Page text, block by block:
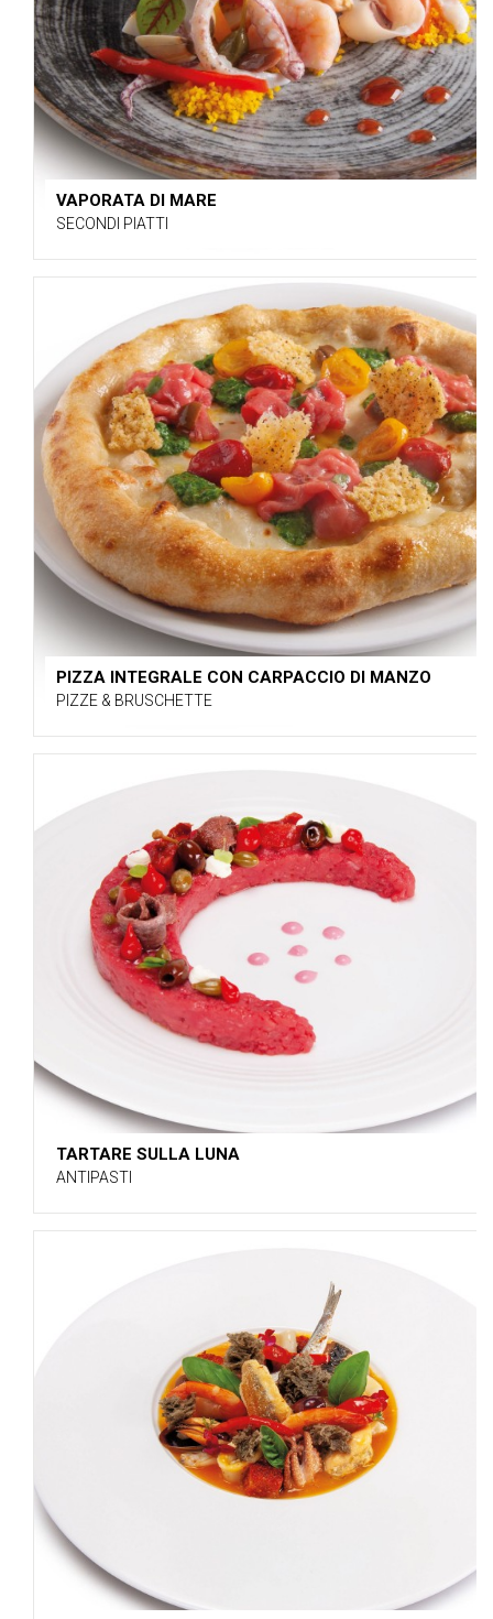
VAPORATA DI MARE
SECONDI PIATTI
PIZZA INTEGRALE CON CARPACCIO DI MANZO
PIZZE & BRUSCHETTE
TARTARE SULLA LUNA
ANTIPASTI